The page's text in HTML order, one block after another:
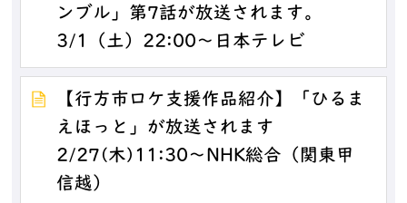
ンブル」第7話が放送されます。
3/1（土）22:00～日本テレビ
【行方市ロケ支援作品紹介】「ひるま
えほっと」が放送されます
2/27(木)11:30～NHK総合（関東甲
信越）